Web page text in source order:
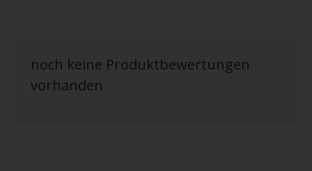
noch keine Produktbewertungen
vorhanden